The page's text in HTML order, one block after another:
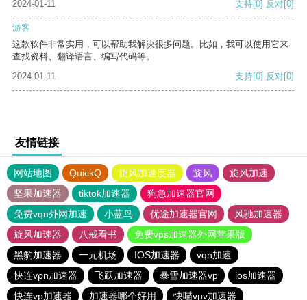
2024-01-11 支持[0] 反对[0]
游客
这款软件非常实用，可以帮助我解决很多问题。比如，我可以使用它来
查找资料、翻译语言、编写代码等。
2024-01-11
支持[0] 反对[0]
友情链接
网站地图 QuickQ 旋风加速度器 旋风
旋风加速
坚果加速器
tiktok加速器
狗急加速器官网
免费vqn外网加速
小蓝鸟 优途加速器官网
风驰加速器
旋风加速器
八戒看书
免费vps加速器外网苹果版
黑豹加速器
一元机场 IOS加速器
vqn加速
快连vρn加速器
飞跃加速器 暴雪加速器vp
ios加速器
快连vp加速器
加速器哪个好用 快喵vpv加速器